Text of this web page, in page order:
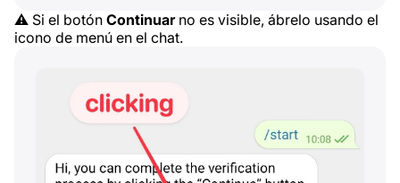
⚠️ Si el botón Continuarno es visible, ábrelo usando el
icono de menú en el chat.